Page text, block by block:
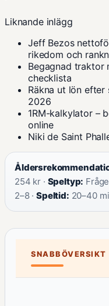
Liknande inlägg
Jeff Bezos
rikedom och
Begagnad traktor
checklista
Räkna ut lön
2026
1RM-kalkylator –
online
Niki de Saint
254 kr · Speltyp:
2–8 ·Speltid: 20–40
SNABBÖVERSIKT